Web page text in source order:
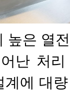
높은 열
난 처
에 대